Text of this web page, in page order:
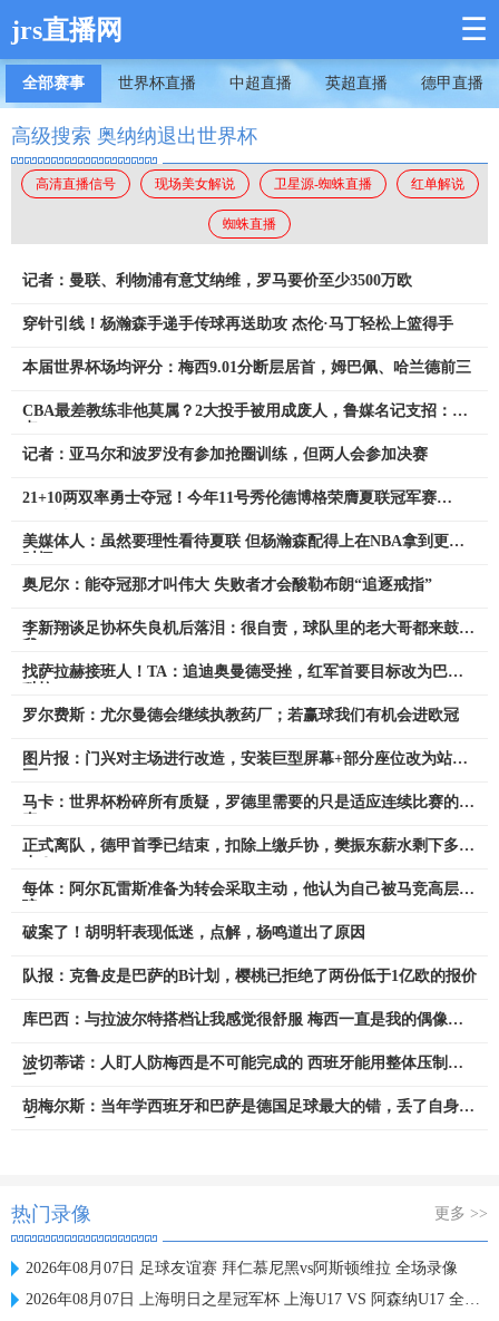
jrs直播网 ☰
全部赛事 世界杯直播 中超直播 英超直播 德甲直播
高级搜索 奥纳纳退出世界杯
高清直播信号 现场美女解说 卫星源-蜘蛛直播 红单解说
蜘蛛直播
记者：曼联、利物浦有意艾纳维，罗马要价至少3500万欧
穿针引线！杨瀚森手递手传球再送助攻 杰伦·马丁轻松上篮得手
本届世界杯场均评分：梅西9.01分断层居首，姆巴佩、哈兰德前三
CBA最差教练非他莫属？2大投手被用成废人，鲁媒名记支招：共3
记者：亚马尔和波罗没有参加抢圈训练，但两人会参加决赛
21+10两双率勇士夺冠！今年11号秀伦德博格荣膺夏联冠军赛
美媒体人：虽然要理性看待夏联 但杨瀚森配得上在NBA拿到更多
奥尼尔：能夺冠那才叫伟大 失败者才会酸勒布朗“追逐戒指”
李新翔谈足协杯失良机后落泪：很自责，球队里的老大哥都来鼓励
找萨拉赫接班人！TA：追迪奥曼德受挫，红军首要目标改为巴尔
罗尔费斯：尤尔曼德会继续执教药厂；若赢球我们有机会进欧冠
图片报：门兴对主场进行改造，安装巨型屏幕+部分座位改为站立
马卡：世界杯粉碎所有质疑，罗德里需要的只是适应连续比赛的节
正式离队，德甲首季已结束，扣除上缴乒协，樊振东薪水剩下多
每体：阿尔瓦雷斯准备为转会采取主动，他认为自己被马竞高层欺
破案了！胡明轩表现低迷，点解，杨鸣道出了原因
队报：克鲁皮是巴萨的B计划，樱桃已拒绝了两份低于1亿欧的报价
库巴西：与拉波尔特搭档让我感觉很舒服 梅西一直是我的偶像之
波切蒂诺：人盯人防梅西是不可能完成的 西班牙能用整体压制对
胡梅尔斯：当年学西班牙和巴萨是德国足球最大的错，丢了自身特
热门录像 更多 >>
2026年08月07日 足球友谊赛 拜仁慕尼黑vs阿斯顿维拉 全场录像
2026年08月07日 上海明日之星冠军杯 上海U17 VS 阿森纳U17 全场录像